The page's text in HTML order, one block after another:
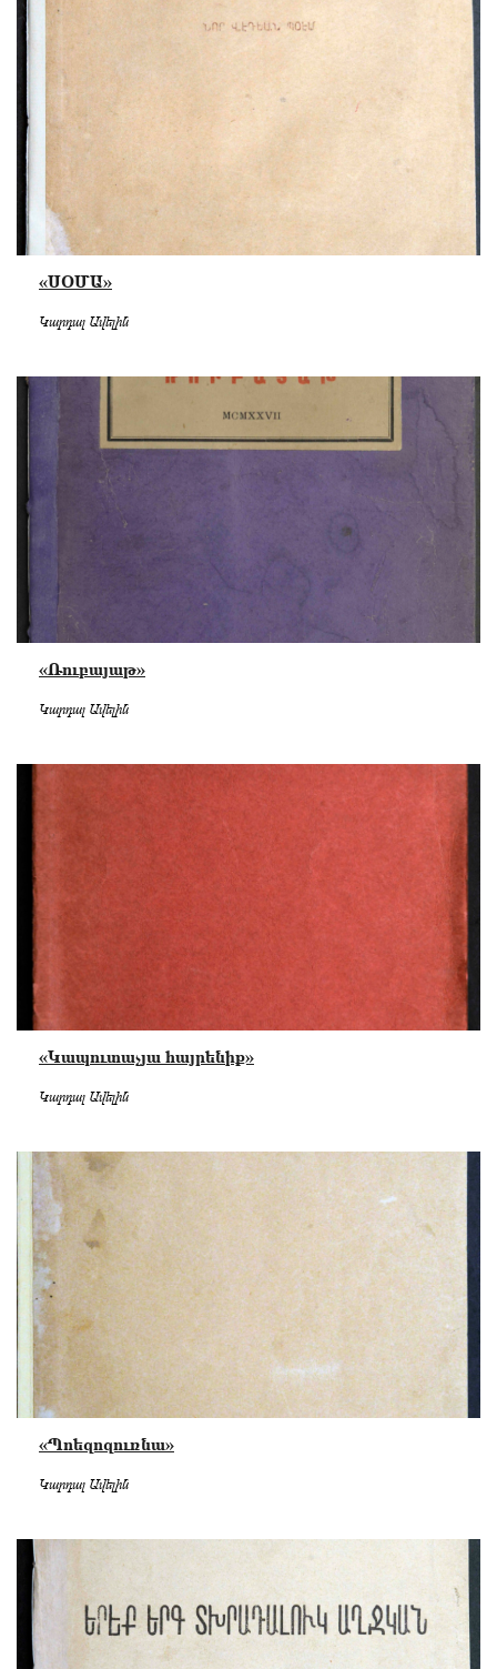
«ՍՕՄԱ»
Կարդալ Ավելին
«Ռուբայաթ»
Կարդալ Ավելին
«Կապուտաչյա հայրենիք»
Կարդալ Ավելին
«Պոեզոզուռնա»
Կարդալ Ավելին